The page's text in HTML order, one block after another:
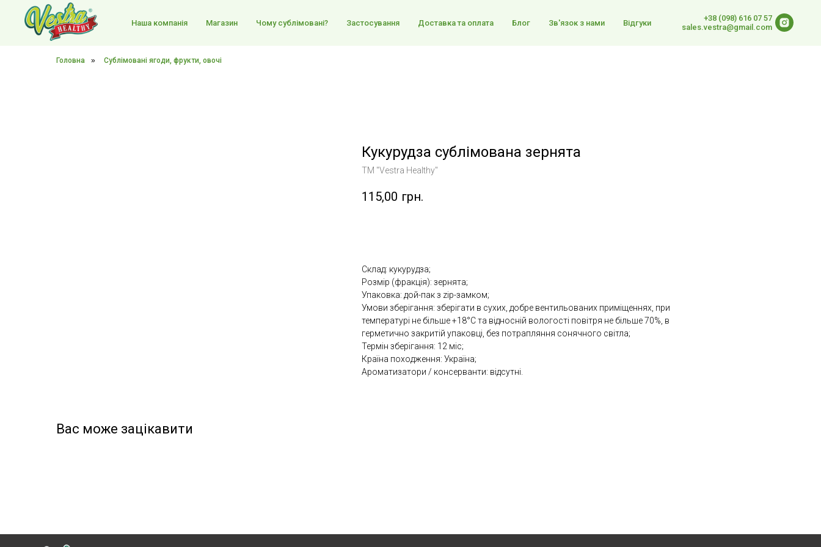
Наша компанія Магазин Чому сублімовані? Застосування Доставка та оплата Блог Зв'язок з нами Відгуки
+38 (098) 616 07 57
sales.vestra@gmail.com
Головна » Сублімовані ягоди, фрукти, овочі
Кукурудза сублімована зернята
TM "Vestra Healthy"
115,00 грн.
Склад: кукурудза;
Розмір (фракція): зернята;
Упаковка: дой-пак з zip-замком;
Умови зберігання: зберігати в сухих, добре вентильованих приміщеннях, при
температурі не більше +18°С та відносній вологості повітря не більше 70%, в
герметично закритій упаковці, без потрапляння сонячного світла;
Термін зберігання: 12 міс;
Країна походження: Україна;
Ароматизатори / консерванти: відсутні.
Вас може зацікавити